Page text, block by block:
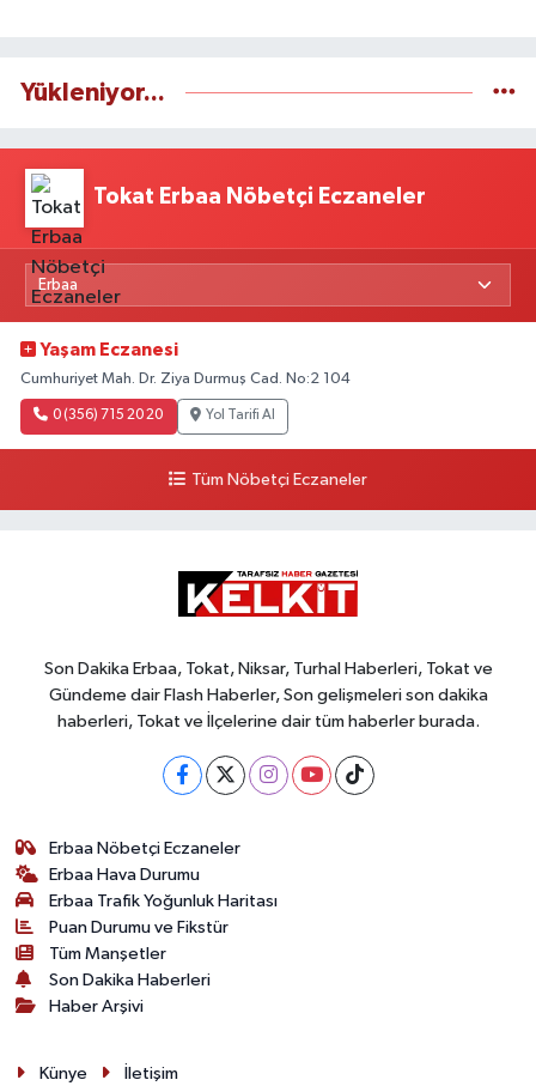
Yükleniyor...
Tokat Erbaa Nöbetçi Eczaneler
Yaşam Eczanesi
Cumhuriyet Mah. Dr. Ziya Durmuş Cad. No:2 104
0 (356) 715 20 20 Yol Tarifi Al
Tüm Nöbetçi Eczaneler
Son Dakika Erbaa, Tokat, Niksar, Turhal Haberleri, Tokat ve
Gündeme dair Flash Haberler, Son gelişmeleri son dakika
haberleri, Tokat ve İlçelerine dair tüm haberler burada.
Erbaa Nöbetçi Eczaneler
Erbaa Hava Durumu
Erbaa Trafik Yoğunluk Haritası
Puan Durumu ve Fikstür
Tüm Manşetler
Son Dakika Haberleri
Haber Arşivi
Künye İletişim